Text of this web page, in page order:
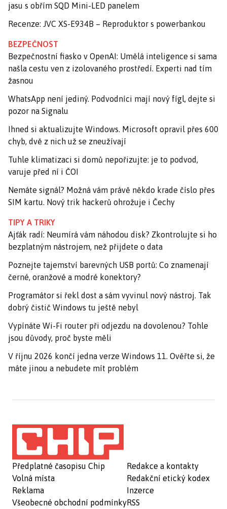
jasu s obřím SQD Mini-LED panelem
Recenze: JVC XS-E934B – Reproduktor s powerbankou
BEZPEČNOST
Bezpečnostní fiasko v OpenAI: Umělá inteligence si sama
našla cestu ven z izolovaného prostředí. Experti nad tím
žasnou
WhatsApp není jediný. Podvodníci mají nový fígl, dejte si
pozor na Signalu
Ihned si aktualizujte Windows. Microsoft opravil přes 600
chyb, dvě z nich už se zneužívají
Tuhle klimatizaci si domů nepořizujte: je to podvod,
varuje před ní i ČOI
Nemáte signál? Možná vám právě někdo krade číslo přes
SIM kartu. Nový trik hackerů ohrožuje i Čechy
TIPY A TRIKY
Ajťák radí: Neumírá vám náhodou disk? Zkontrolujte si ho
bezplatným nástrojem, než přijdete o data
Poznejte tajemství barevných USB portů: Co znamenají
černé, oranžové a modré konektory?
Programátor si řekl dost a sám vyvinul nový nástroj. Tak
dobrý čistič Windows tu ještě nebyl
Vypínáte Wi-Fi router při odjezdu na dovolenou? Tohle
jsou důvody, proč byste měli
V říjnu 2026 končí jedna verze Windows 11. Ověřte si, že
máte jinou a nebudete mít problém
Předplatné časopisu Chip
Volná místa
Reklama
Všeobecné obchodní podmínky
Redakce a kontakty
Redakční etický kodex
Inzerce
RSS